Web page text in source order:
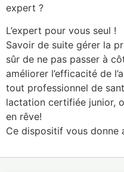
expert ?
L’expert pour vous seul !
Savoir de suite gérer la
sûr de ne pas passer à
améliorer l’efficacité de
tout professionnel de
lactation certifiée junior,
en rêve!
Ce dispositif vous donne